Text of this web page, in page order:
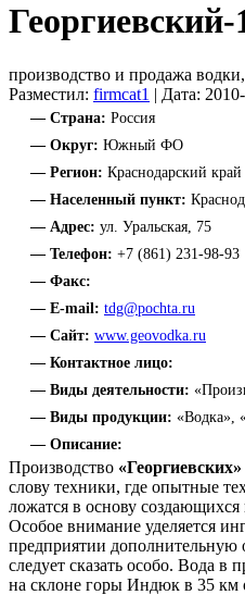
производство и продажа
Разместил: firmcat1 | Дата:
— Страна: Россия
— Округ: Южный ФО
— Регион: Краснодарский край
— Населенный пункт:
— Адрес: ул. Уральская, 75
— Телефон: +7 (861) 231-98-93
— Факс:
— E-mail: tdg@pochta.ru
— Сайт: www.geovodka.ru
— Контактное лицо:
— Виды деятельности:
— Виды продукции: «Водка»,
— Описание:
Производство «Георгиевских»
слову техники, где опытные
ложатся в основу создающихся
Особое внимание уделяется
предприятии дополнительную
следует сказать особо. Вода в
на склоне горы Индюк в 35 км